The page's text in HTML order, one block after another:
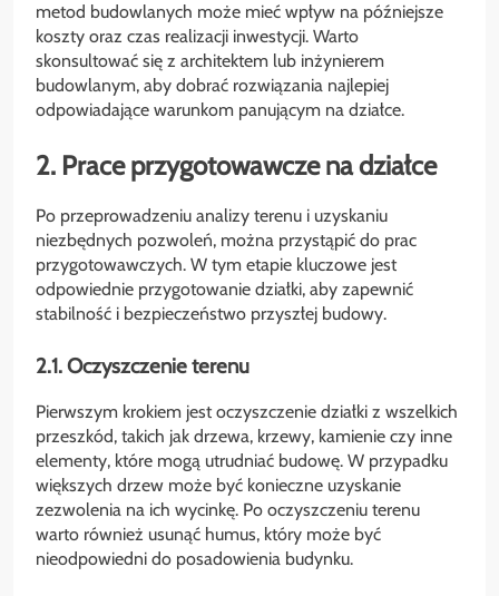
metod budowlanych może mieć wpływ na późniejsze
koszty oraz czas realizacji inwestycji. Warto
skonsultować się z architektem lub inżynierem
budowlanym, aby dobrać rozwiązania najlepiej
odpowiadające warunkom panującym na działce.
2. Prace przygotowawcze na działce
Po przeprowadzeniu analizy terenu i uzyskaniu
niezbędnych pozwoleń, można przystąpić do prac
przygotowawczych. W tym etapie kluczowe jest
odpowiednie przygotowanie działki, aby zapewnić
stabilność i bezpieczeństwo przyszłej budowy.
2.1. Oczyszczenie terenu
Pierwszym krokiem jest oczyszczenie działki z wszelkich
przeszkód, takich jak drzewa, krzewy, kamienie czy inne
elementy, które mogą utrudniać budowę. W przypadku
większych drzew może być konieczne uzyskanie
zezwolenia na ich wycinkę. Po oczyszczeniu terenu
warto również usunąć humus, który może być
nieodpowiedni do posadowienia budynku.